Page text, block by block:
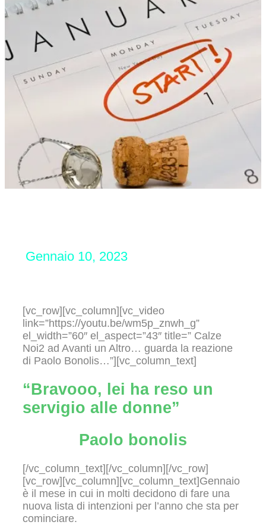
Gennaio 10, 2023
[vc_row][vc_column][vc_video
link=”https://youtu.be/wm5p_znwh_g”
el_width=”60″ el_aspect=”43″ title=” Calze
Noi2 ad Avanti un Altro… guarda la reazione
di Paolo Bonolis…”][vc_column_text]
“Bravooo, lei ha reso un
servigio alle donne”
Paolo bonolis
[/vc_column_text][/vc_column][/vc_row]
[vc_row][vc_column][vc_column_text]Gennaio
è il mese in cui in molti decidono di fare una
nuova lista di intenzioni per l’anno che sta per
cominciare.